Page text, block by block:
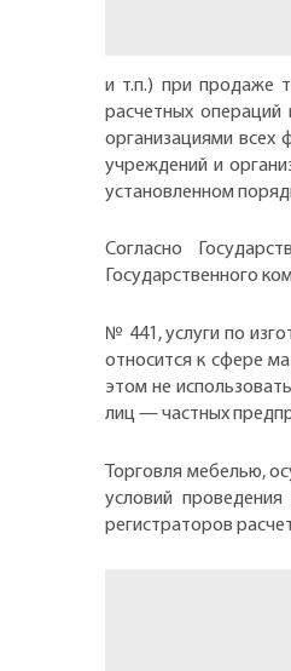
и т.п.) при продаже
расчетных
организациями всех
учреждений и
установленном
Согласно
Государственного
№ 441, услуги по
относится к сфере
этом не
лиц — частных
Торговля мебелью,
условий
регистраторов